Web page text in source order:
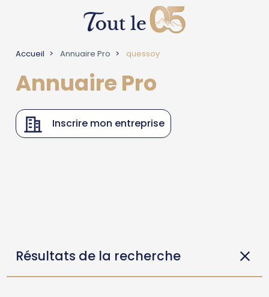
Accueil Annuaire Pro quessoy
Annuaire Pro
Inscrire mon entreprise
Résultats de la recherche